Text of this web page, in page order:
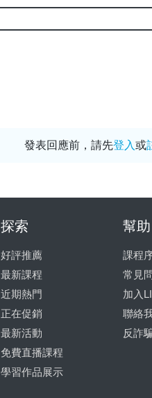
發表回應前，請先登入或
探索
好評推薦
最新課程
近期熱門
正在促銷
最新活動
免費直播課程
學習作品展示
幫助
課程
常見
加入
聯絡
反詐